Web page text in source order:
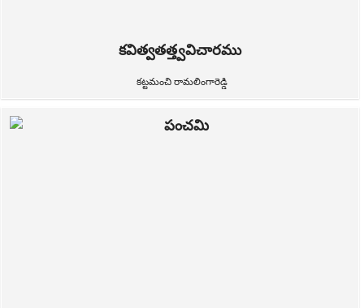
కవిత్వతత్త్వవిచారము
కట్టమంచి రామలింగారెడ్డి